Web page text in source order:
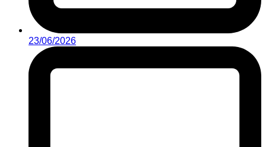
23/06/2026